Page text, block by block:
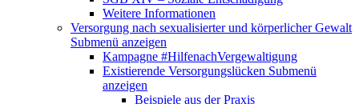
Weitere Informationen
Versorgung nach sexualisierter und körperlicher Gewalt
Submenü anzeigen
Kampagne #HilfenachVergewaltigung
Existierende Versorgungslücken Submenü
anzeigen
Beispiele aus der Praxis